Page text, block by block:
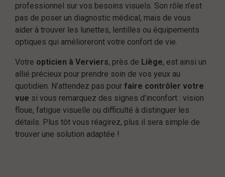
professionnel sur vos besoins visuels. Son rôle n’est
pas de poser un diagnostic médical, mais de vous
aider à trouver les lunettes, lentilles ou équipements
optiques qui amélioreront votre confort de vie.
Votre opticien à Verviers, près de Liège, est ainsi un
allié précieux pour prendre soin de vos yeux au
quotidien. N’attendez pas pour faire contrôler votre
vue si vous remarquez des signes d’inconfort : vision
floue, fatigue visuelle ou difficulté à distinguer les
détails. Plus tôt vous réagirez, plus il sera simple de
trouver une solution adaptée !